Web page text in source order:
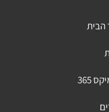
הבית
365